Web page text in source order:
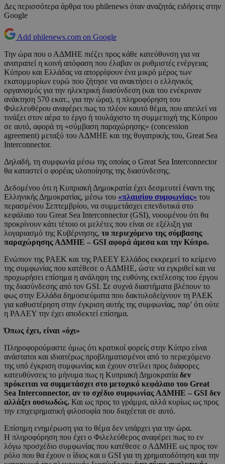
Δες περισσότερα άρθρα του philenews όταν αναζητάς ειδήσεις στην
Google
Add philenews.com on Google
Την ώρα που ο ΑΔΜΗΕ πιέζει προς κάθε κατεύθυνση για να
ανατραπεί η κοινή απόφαση που έλαβαν οι ρυθμιστές ενέργειας
Κύπρου και Ελλάδας να απορρίψουν ένα μικρό μέρος των
εκατομμυρίων ευρώ που ζήτησε να ανακτήσει ο ελληνικός
οργανισμός για την ηλεκτρική διασύνδεση (και του ενέκριναν
ανάκτηση 570 εκατ., για την ώρα), η πληροφόρηση του
Φιλελευθέρου αναφέρει πως το πλέον καυτό θέμα, που απειλεί να
τινάξει στον αέρα το έργο ή τουλάχιστο τη συμμετοχή της Κύπρου
σε αυτό, αφορά τη «σύμβαση παραχώρησης» (concession
agreement) μεταξύ του ΑΔΜΗΕ και της θυγατρικής του, Great Sea
Interconnector.
Δηλαδή, τη συμφωνία μέσω της οποίας ο Great Sea Interconnector
θα καταστεί ο φορέας υλοποίησης της διασύνδεσης.
Δεδομένου ότι η Κυπριακή Δημοκρατία έχει δεσμευτεί έναντι της
Ελληνικής Δημοκρατίας, μέσω του «πλαισίου συμφωνίας» του
περασμένου Σεπτεμβρίου, να συμμετάσχει επενδυτικά στο
κεφάλαιο του Great Sea Interconnector (GSI), νοουμένου ότι θα
προκρίνουν κάτι τέτοιο οι μελέτες που είναι σε εξέλιξη για
λογαριασμό της Κυβέρνησης, το περιεχόμενο της σύμβασης
παραχώρησης ΑΔΜΗΕ – GSI αφορά άμεσα και την Κύπρο.
Ενώπιον της ΡΑΕΚ και της ΡΑΕΕΥ Ελλάδος εκκρεμεί το κείμενο
της συμφωνίας που κατέθεσε ο ΑΔΜΗΕ, ώστε να εγκριθεί και να
προχωρήσει επίσημα η ανάληψη της ευθύνης εκτέλεσης του έργου
της διασύνδεσης από τον GSI. Σε συχνά διαστήματα βλέπουν το
φως στην Ελλάδα δημοσιεύματα που δακτυλοδείχνουν τη ΡΑΕΚ
για καθυστέρηση στην έγκριση αυτής της συμφωνίας, παρ’ ότι ούτε
η ΡΑΑΕΥ την έχει αποδεκτεί επίσημα.
Όπως έχει, είναι «όχι»
Πληροφορούμαστε όμως ότι κρατικοί φορείς στην Κύπρο είναι
ανάστατοι και ιδιαιτέρως προβληματισμένοι από το περιεχόμενο
της υπό έγκριση συμφωνίας και έχουν στείλει προς διάφορες
κατευθύνσεις το μήνυμα πως η Κυπριακή Δημοκρατία δεν
πρόκειται να συμμετάσχει στο μετοχικό κεφάλαιο του Great
Sea Interconnector, αν το σχέδιο συμφωνίας ΑΔΜΗΕ – GSI δεν
αλλάξει ουσιωδώς. Και ως προς το γράμμα, αλλά κυρίως ως προς
την επιχειρηματική φιλοσοφία που διαχέεται σε αυτό.
Επίσημη ενημέρωση για το θέμα δεν υπάρχει για την ώρα.
Η πληροφόρηση που έχει ο Φιλελεύθερος αναφέρει πως το εν
λόγω προσχέδιο συμφωνίας που κατέθεσε ο ΑΔΜΗΕ ως προς τον
ρόλο που θα έχουν ο ίδιος και ο GSI για τη χρηματοδότηση και την